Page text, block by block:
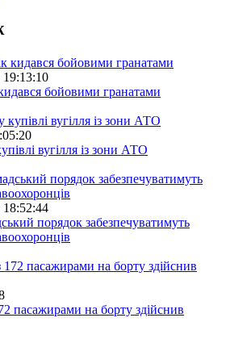
19:13:10
бойовими гранатами
вугілля із зони АТО
18:52:44
порядок забезпечуватимуть
пасажирами на борту здійснив